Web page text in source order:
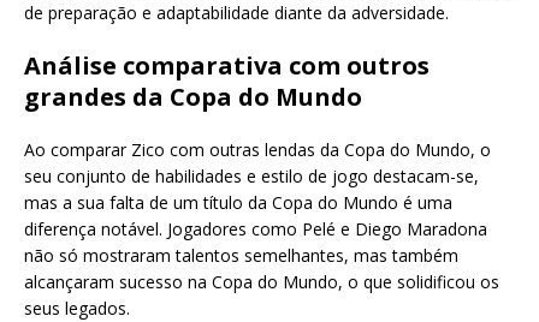
de preparação e adaptabilidade diante da adversidade.
Análise comparativa com outros
grandes da Copa do Mundo
Ao comparar Zico com outras lendas da Copa do Mundo, o
seu conjunto de habilidades e estilo de jogo destacam-se,
mas a sua falta de um título da Copa do Mundo é uma
diferença notável. Jogadores como Pelé e Diego Maradona
não só mostraram talentos semelhantes, mas também
alcançaram sucesso na Copa do Mundo, o que solidificou os
seus legados.